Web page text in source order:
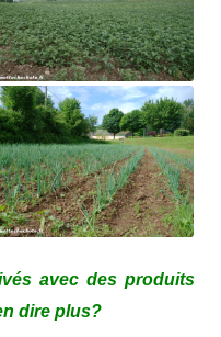
avec des produits
dire plus?